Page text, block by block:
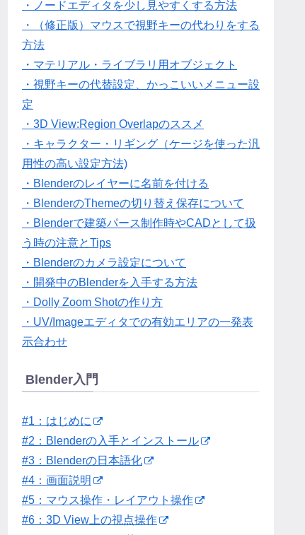
・ノードエディタを少し見やすくする方法
・（修正版）マウスで視野キーの代わりをする
方法
・マテリアル・ライブラリ用オブジェクト
・視野キーの代替設定、かっこいいメニュー設
定
・3D View:Region Overlapのススメ
・キャラクター・リギング（ケージを使った汎
用性の高い設定方法)
・Blenderのレイヤーに名前を付ける
・BlenderのThemeの切り替え保存について
・Blenderで建築パース制作時やCADとして扱
う時の注意とTips
・Blenderのカメラ設定について
・開発中のBlenderを入手する方法
・Dolly Zoom Shotの作り方
・UV/Imageエディタでの有効エリアの一発表
示合わせ
Blender入門
#1：はじめに
#2：Blenderの入手とインストール
#3：Blenderの日本語化
#4：画面説明
#5：マウス操作・レイアウト操作
#6：3D View上の視点操作